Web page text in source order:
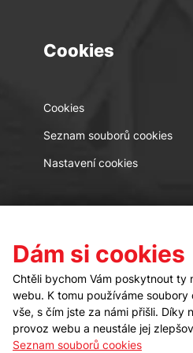
Cookies
Cookies
Seznam souborů cookies
Nastavení cookies
Kontakt
Dám si cookies
Chtěli bychom Vám poskytnout ty
webu. K tomu používáme
vše, s čím jste za námi přišli. Díky
provoz webu a neustále jej
Seznam souborů cookies